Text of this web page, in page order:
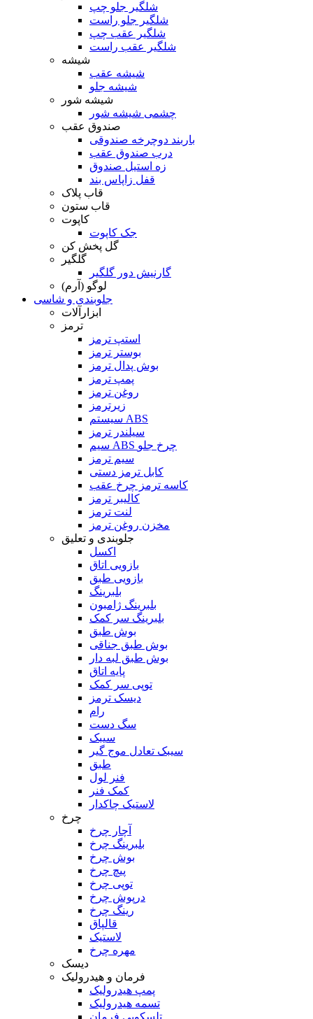
شلگیر جلو چپ
شلگیر جلو راست
شلگیر عقب چپ
شلگیر عقب راست
شیشه
شیشه عقب
شیشه جلو
شیشه شور
چشمی شیشه شور
صندوق عقب
باربند دوچرخه صندوقی
درب صندوق عقب
زه استیل صندوق
قفل زاپاس بند
قاب پلاک
قاب ستون
کاپوت
جک کاپوت
گل پخش کن
گلگیر
گارنیش دور گلگیر
لوگو (آرم)
جلوبندی و شاسی
ابزارآلات
ترمز
استپ ترمز
بوستر ترمز
بوش پدال ترمز
پمپ ترمز
روغن ترمز
زیرترمز
سیستم ABS
سیلندر ترمز
سیم ABS چرخ جلو
سیم ترمز
کابل ترمز دستی
کاسه ترمز چرخ عقب
کالیبر ترمز
لنت ترمز
مخزن روغن ترمز
جلوبندی و تعلیق
اکسل
بازویی اتاق
بازویی طبق
بلبرینگ
بلبرینگ ژامبون
بلبرینگ سر کمک
بوش طبق
بوش طبق جناقی
بوش طبق لبه دار
پایه اتاق
توپی سر کمک
دیسک ترمز
رام
سگ دست
سیبک
سیبک تعادل موج گیر
طبق
فنر لول
کمک فنر
لاستیک چاکدار
چرخ
آچار چرخ
بلبرینگ چرخ
بوش چرخ
پیچ چرخ
توپی چرخ
درپوش چرخ
رینگ چرخ
قالپاق
لاستیک
مهره چرخ
دیسک
فرمان و هیدرولیک
پمپ هیدرولیک
تسمه هیدرولیک
تلسکوپی فرمان